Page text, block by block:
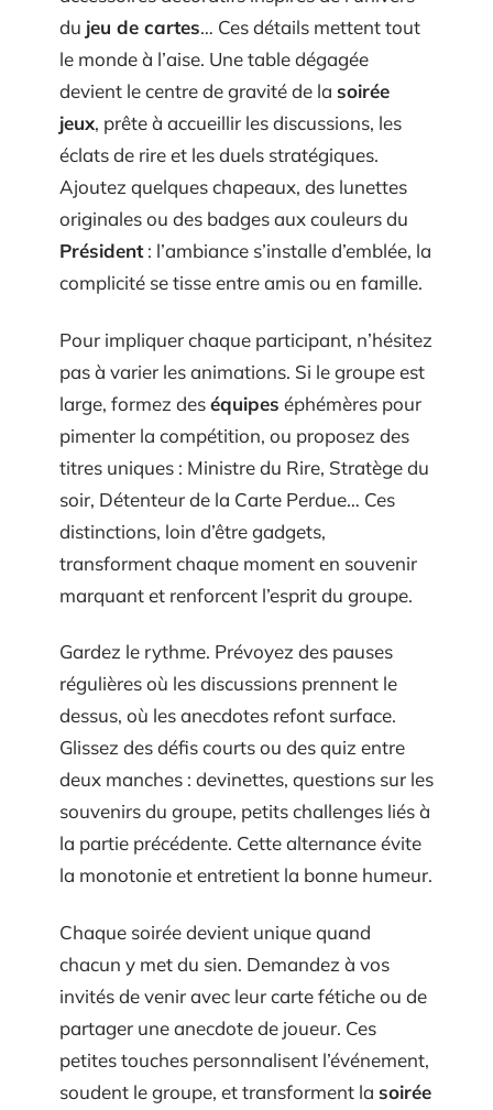
du jeu de cartes… Ces détails mettent tout
le monde à l’aise. Une table dégagée
devient le centre de gravité de la soirée
jeux, prête à accueillir les discussions, les
éclats de rire et les duels stratégiques.
Ajoutez quelques chapeaux, des lunettes
originales ou des badges aux couleurs du
Président: l’ambiance s’installe d’emblée, la
complicité se tisse entre amis ou en famille.
Pour impliquer chaque participant, n’hésitez
pas à varier les animations. Si le groupe est
large, formez deséquipes éphémères pour
pimenter la compétition, ou proposez des
titres uniques : Ministre du Rire, Stratège du
soir, Détenteur de la Carte Perdue… Ces
distinctions, loin d’être gadgets,
transforment chaque moment en souvenir
marquant et renforcent l’esprit du groupe.
Gardez le rythme. Prévoyez des pauses
régulières où les discussions prennent le
dessus, où les anecdotes refont surface.
Glissez des défis courts ou des quiz entre
deux manches : devinettes, questions sur les
souvenirs du groupe, petits challenges liés à
la partie précédente. Cette alternance évite
la monotonie et entretient la bonne humeur.
Chaque soirée devient unique quand
chacun y met du sien. Demandez à vos
invités de venir avec leur carte fétiche ou de
partager une anecdote de joueur. Ces
petites touches personnalisent l’événement,
soudent le groupe, et transforment la soirée